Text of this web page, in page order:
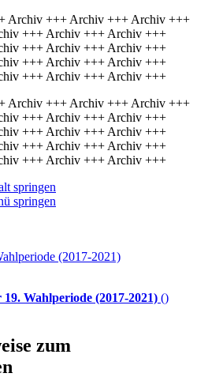
Archiv +++ Archiv +++ Archiv +++
+++ Archiv +++ Archiv +++
+++ Archiv +++ Archiv +++
+++ Archiv +++ Archiv +++
+++ Archiv +++ Archiv +++
Archiv +++ Archiv +++ Archiv +++
+++ Archiv +++ Archiv +++
+++ Archiv +++ Archiv +++
+++ Archiv +++ Archiv +++
+++ Archiv +++ Archiv +++
springen
springen
(2017-2021)
19. Wahlperiode (2017-2021) ()
zum